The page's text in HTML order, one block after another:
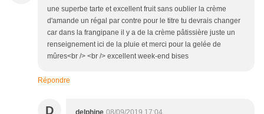
une superbe tarte et excellent fruit sans oublier la crème
d'amande un régal par contre pour le titre tu devrais changer
car dans la frangipane il y a de la crème pâtissière juste un
renseignement ici de la pluie et merci pour la gelée de
mûres<br /> <br /> excellent week-end bises
Répondre
D delphine 08/09/2019 17:04